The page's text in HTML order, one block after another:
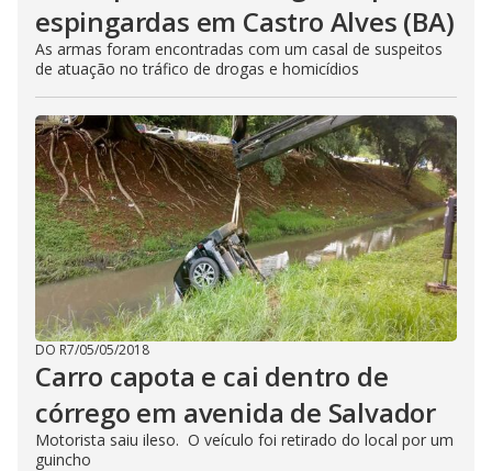
espingardas em Castro Alves (BA)
As armas foram encontradas com um casal de suspeitos
de atuação no tráfico de drogas e homicídios
DO R7/05/05/2018
Carro capota e cai dentro de
córrego em avenida de Salvador
Motorista saiu ileso. O veículo foi retirado do local por um
guincho